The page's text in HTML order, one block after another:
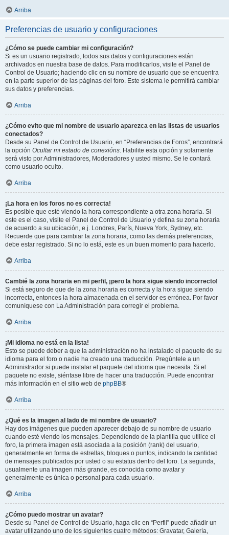
Arriba
Preferencias de usuario y configuraciones
¿Cómo se puede cambiar mi configuración?
Si es un usuario registrado, todos sus datos y configuraciones están
archivados en nuestra base de datos. Para modificarlos, visite el Panel de
Control de Usuario; haciendo clic en su nombre de usuario que se encuentra
en la parte superior de las páginas del foro. Este sistema le permitirá cambiar
sus datos y preferencias.
Arriba
¿Cómo evito que mi nombre de usuario aparezca en las listas de usuarios
conectados?
Desde su Panel de Control de Usuario, en “Preferencias de Foros”, encontrará
la opción Ocultar mi estado de conexións. Habilite esta opción y solamente
será visto por Administradores, Moderadores y usted mismo. Se le contará
como usuario oculto.
Arriba
¡La hora en los foros no es correcta!
Es posible que esté viendo la hora correspondiente a otra zona horaria. Si
este es el caso, visite el Panel de Control de Usuario y defina su zona horaria
de acuerdo a su ubicación, e.j. Londres, París, Nueva York, Sydney, etc.
Recuerde que para cambiar la zona horaria, como las demás preferencias,
debe estar registrado. Si no lo está, este es un buen momento para hacerlo.
Arriba
Cambié la zona horaria en mi perfil, ¡pero la hora sigue siendo incorrecto!
Si está seguro de que de la zona horaria es correcta y la hora sigue siendo
incorrecta, entonces la hora almacenada en el servidor es errónea. Por favor
comuníquese con La Administración para corregir el problema.
Arriba
¡Mi idioma no está en la lista!
Esto se puede deber a que la administración no ha instalado el paquete de su
idioma para el foro o nadie ha creado una traducción. Pregúntele a un
Administrador si puede instalar el paquete del idioma que necesita. Si el
paquete no existe, siéntase libre de hacer una traducción. Puede encontrar
más información en el sitio web de phpBB®
Arriba
¿Qué es la imagen al lado de mi nombre de usuario?
Hay dos imágenes que pueden aparecer debajo de su nombre de usuario
cuando esté viendo los mensajes. Dependiendo de la plantilla que utilice el
foro, la primera imagen está asociada a la posición (rank) del usuario,
generalmente en forma de estrellas, bloques o puntos, indicando la cantidad
de mensajes publicados por usted o su estatus dentro del foro. La segunda,
usualmente una imagen más grande, es conocida como avatar y
generalmente es única o personal para cada usuario.
Arriba
¿Cómo puedo mostrar un avatar?
Desde su Panel de Control de Usuario, haga clic en “Perfil” puede añadir un
avatar utilizando uno de los siguientes cuatro métodos: Gravatar, Galería,